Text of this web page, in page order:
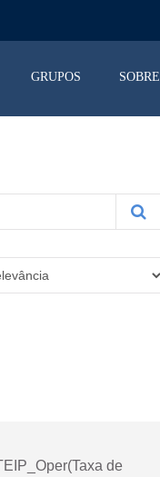
GRUPOS SOBRE
de